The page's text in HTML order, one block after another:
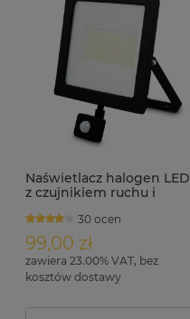
Naświetlacz halogen LED
z czujnikiem ruchu i
FLODI-S 100W
30 ocen
99,00 zł
zawiera 23.00% VAT, bez
kosztów dostawy